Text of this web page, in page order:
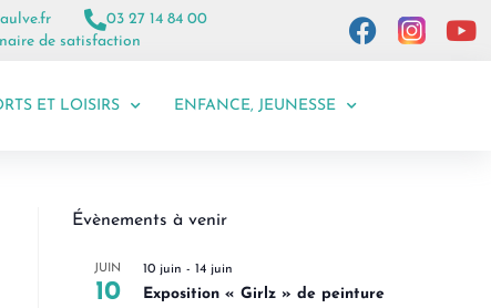
03 27 14 84 00
de satisfaction
ET LOISIRS ENFANCE, JEUNESSE
Évènements à venir
JUIN
10
10 juin - 14 juin
Exposition « Girlz » de peinture